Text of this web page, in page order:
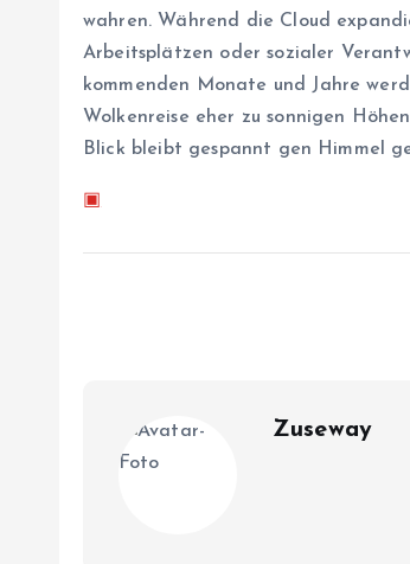
wahren. Während die Cloud
Arbeitsplätzen oder sozialer
kommenden Monate und Jahre
Wolkenreise eher zu sonnigen
Blick bleibt gespannt gen Himmel
▣
Zuseway